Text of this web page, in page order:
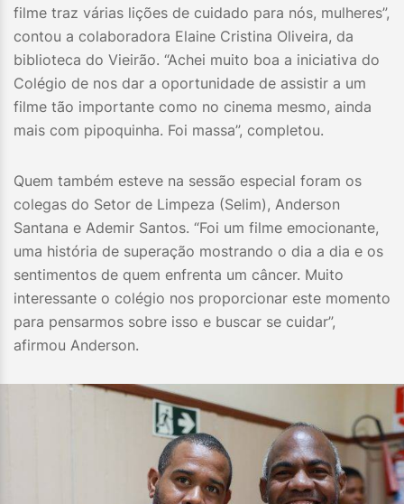
filme traz várias lições de cuidado para nós, mulheres”,
contou a colaboradora Elaine Cristina Oliveira, da
biblioteca do Vieirão. “Achei muito boa a iniciativa do
Colégio de nos dar a oportunidade de assistir a um
filme tão importante como no cinema mesmo, ainda
mais com pipoquinha. Foi massa”, completou.
Quem também esteve na sessão especial foram os
colegas do Setor de Limpeza (Selim), Anderson
Santana e Ademir Santos. “Foi um filme emocionante,
uma história de superação mostrando o dia a dia e os
sentimentos de quem enfrenta um câncer. Muito
interessante o colégio nos proporcionar este momento
para pensarmos sobre isso e buscar se cuidar”,
afirmou Anderson.